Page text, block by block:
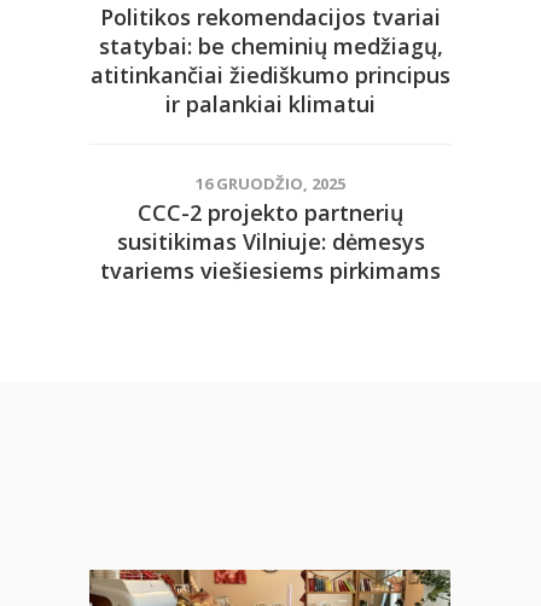
Politikos rekomendacijos tvariai
statybai: be cheminių medžiagų,
atitinkančiai žiediškumo principus
ir palankiai klimatui
16 GRUODŽIO, 2025
CCC-2 projekto partnerių
susitikimas Vilniuje: dėmesys
tvariems viešiesiems pirkimams